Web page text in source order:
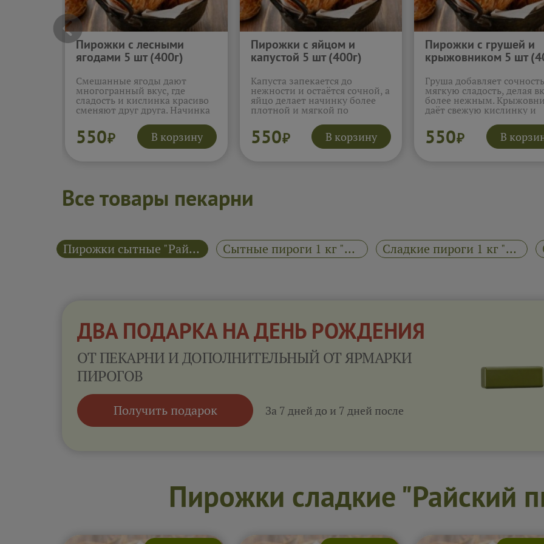
Пирожки с лесными
ягодами 5 шт (400г)
Смешанные ягоды дают
многогранный вкус, где
сладость и кислинка красиво
сменяют друг друга. Начинка
натуральным ягодным
ароматом. Эти пирожки
создают ощущение
550₽ В корзину
Пирожки с яйцом и
капустой 5 шт (400г)
Капуста запекается до
нежности и остаётся сочной, а
яйцо делает начинку более
плотной и мягкой по
спокойно и гармонично, без
лишней тяжести. Эти
пирожки ассоциируются с
550₽ В корзину
Пирожки с грушей и
крыжовником 5 шт
Груша добавляет
мягкую сладость, делая
более нежным.
даёт свежую кислинку и
которому начинка звучит
интересно. Эти пирожки
запоминаются своей
550₽ В
Все товары пекарни
Пирожки сытные "Райский пирожок" Сытные пироги 1 кг "Райский пирожок" Сладкие пироги 1 кг "Райский пирожок"
ДВА ПОДАРКА НА ДЕНЬ РОЖДЕНИЯ
ОТ ПЕКАРНИ И ДОПОЛНИТЕЛЬНЫЙ ОТ ЯРМАРКИ
ПИРОГОВ
Получить подарок За 7 дней до и 7 дней после
Пирожки сладкие "Райский